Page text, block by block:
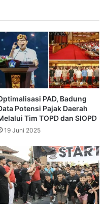
PAD, Badung
Potensi Pajak Daerah
Tim TOPD dan SIOPD
19 Juni 2025